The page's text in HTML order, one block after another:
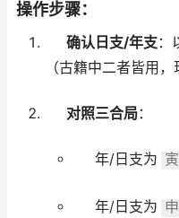
操作步骤：
确认日支/年支：
（古籍中二者皆用
对照三合局：
年/日支为
年/日支为